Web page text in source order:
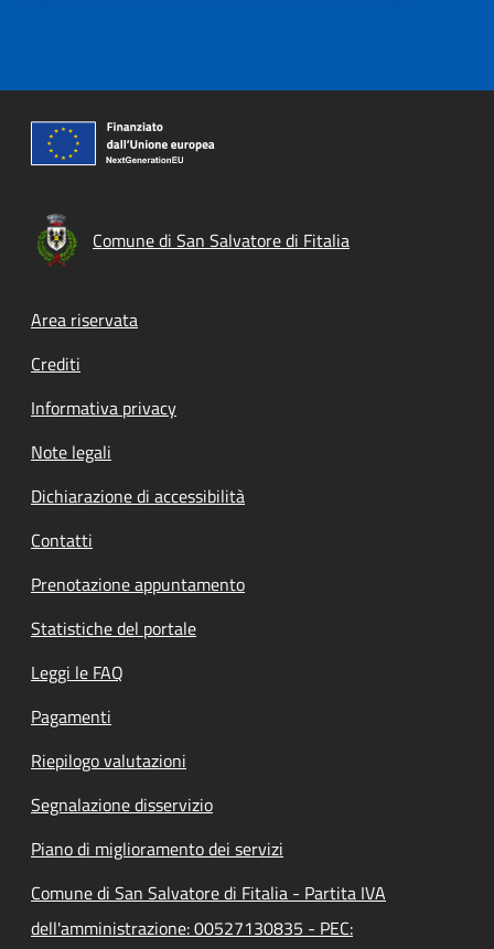
Comune di San Salvatore di Fitalia
Footer menu
Area riservata
Crediti
Informativa privacy
Note legali
Dichiarazione di accessibilità
Contatti
Prenotazione appuntamento
Statistiche del portale
Leggi le FAQ
Pagamenti
Riepilogo valutazioni
Segnalazione disservizio
Piano di miglioramento dei servizi
Comune di San Salvatore di Fitalia - Partita IVA
dell'amministrazione: 00527130835 - PEC: